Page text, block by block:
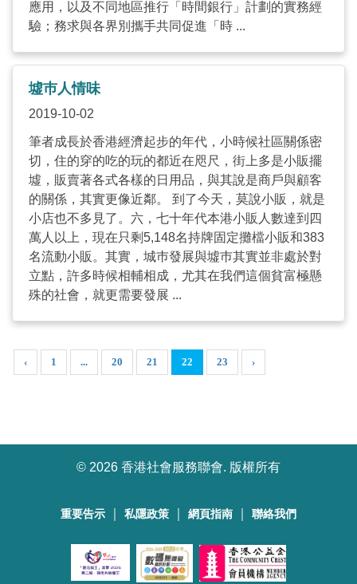
應用，以及不同地區推行「時間銀行」計劃的實務經
驗；務求與各界別攜手共同促進「時 ...
墟巿人情味
2019-10-02
筆者成長於香港經濟起步的年代，小時候社區關係密
切，住的穿的吃的玩的都近在咫尺，街上多是小販擺
墟，販賣著各式各樣的日用品，與其說是商戶與顧客
的關係，其實更像近鄰。 到了今天，莫說小販，就是
小店也不多見了。六，七十年代本港小販人數達到四
萬人以上，現在只剩5,148名持牌固定攤檔小販和383
名流動小販。其實，城巿發展與墟巿其實並非處於對
立點，許多時候相輔相成，尤其在我們這個貧富極懸
殊的社會，就更需要發展 ...
‹ 1 ... 20 21 22 23 ›
© 2026 香港社會服務聯會. 版權所有
重要告示 私隱政策 網頁指南 聯絡我們